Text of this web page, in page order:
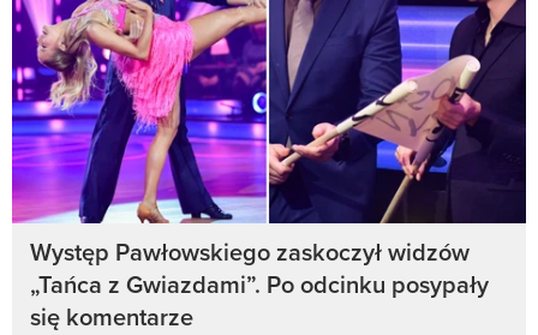
Występ Pawłowskiego zaskoczył widzów
„Tańca z Gwiazdami”. Po odcinku posypały
się komentarze